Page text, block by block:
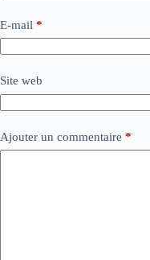
E-mail *
Site web
Ajouter un commentaire *